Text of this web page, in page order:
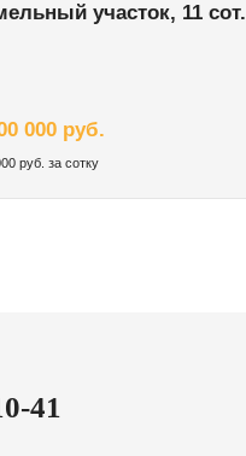
участок, 11 сот.
000 руб.
руб. за сотку
41